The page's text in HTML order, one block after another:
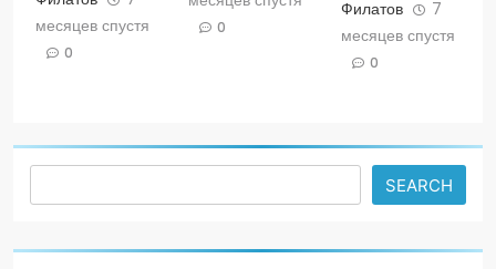
месяцев спустя
0
0
Филатов
7
месяцев спустя
0
SEARCH